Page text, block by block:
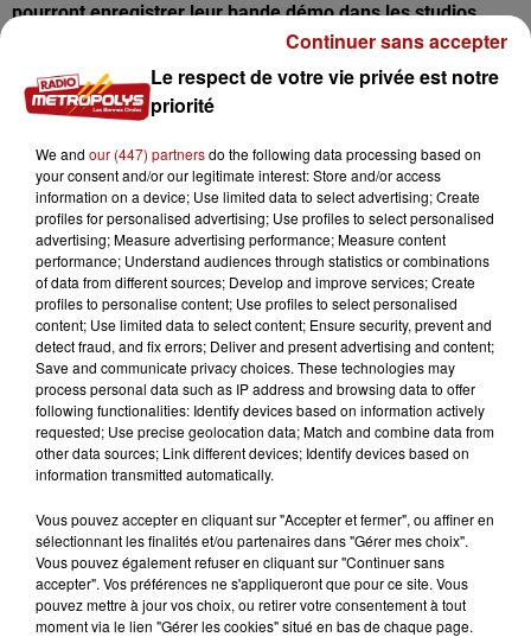
pourront enregistrer leur bande démo dans les studios
Lancement de la tournée du "Camion Casting" à Lille ces 9
et 10 mai, de 10h à 20h place François Mitterand.
Le respect de votre vie privée est notre
priorité
We and our (447) partnersdo the following data processing based on
your consent and/or our legitimate interest: Store and/or access
information on a device; Use limited data to select advertising; Create
profiles for personalised advertising; Use profiles to select personalised
advertising; Measure advertising performance; Measure content
performance; Understand audiences through statistics or combinations
of data from different sources; Develop and improve services; Create
profiles to personalise content; Use profiles to select personalised
content; Use limited data to select content; Ensure security, prevent and
detect fraud, and fix errors; Deliver and present advertising and content;
Save and communicate privacy choices. These technologies may
process personal data such as IP address and browsing data to offer
following functionalities: Identify devices based on information actively
requested; Use precise geolocation data; Match and combine data from
other data sources; Link different devices; Identify devices based on
information transmitted automatically.
Vous pouvez accepter en cliquant sur "Accepter et fermer", ou affiner en
sélectionnant les finalités et/ou partenaires dans "Gérer mes choix".
Vous pouvez également refuser en cliquant sur "Continuer sans
accepter". Vos préférences ne s'appliqueront que pour ce site. Vous
pouvez mettre à jour vos choix, ou retirer votre consentement à tout
moment via le lien "Gérer les cookies" situé en bas de chaque page.
Continuer sans accepter